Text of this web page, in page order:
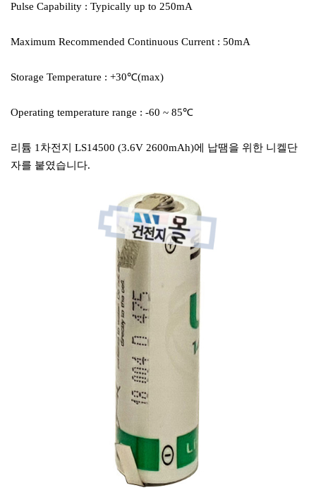
Pulse Capability : Typically up to 250mA
Maximum Recommended Continuous Current : 50mA
Storage Temperature : +30℃(max)
Operating temperature range : -60 ~ 85℃
리튬 1차전지 LS14500 (3.6V 2600mAh)에 납땜을 위한 니켈단
자를 붙였습니다.